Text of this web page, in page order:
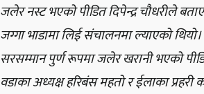
जलेर नस्ट भएको पीडित दिपेन्द्र चौधरीले
जग्गा भाडामा लिई संचालनमा ल्याएको
सरसम्मान पुर्ण रूपमा जलेर खरानी भएको
वडाका अध्यक्ष हरिबंस महतो र ईलाका